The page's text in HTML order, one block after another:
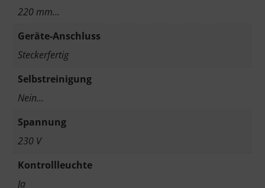
220 mm…
Geräte-Anschluss
Steckerfertig
Selbstreinigung
Nein…
Spannung
230 V
Kontrollleuchte
Ja